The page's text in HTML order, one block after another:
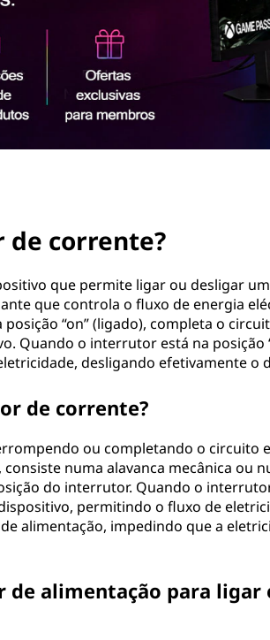
corrente?
que permite ligar ou desligar
que controla o fluxo de energia
“on” (ligado), completa o
Quando o interrutor está na posição
desligando efetivamente o
de corrente?
ou completando o circuito
numa alavanca mecânica ou
do interrutor. Quando o
permitindo o fluxo de
alimentação, impedindo que a
alimentação para ligar